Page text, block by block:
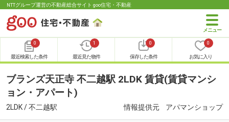
NTTグループ運営の不動産総合サイト goo住宅・不動産
0
最近検索した条件
1
最近見た物件
0
保存した条件
0
お気に入り
ブランズ天正寺 不二越駅 2LDK 賃貸(賃貸マンシ
ョン・アパート)
2LDK / 不二越駅 情報提供元 アパマンショップ